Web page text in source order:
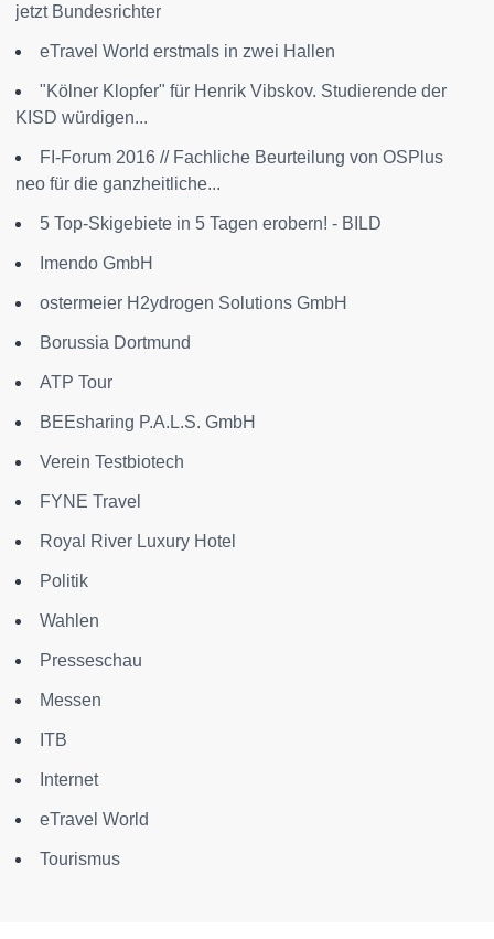
jetzt Bundesrichter
eTravel World erstmals in zwei Hallen
"Kölner Klopfer" für Henrik Vibskov. Studierende der
KISD würdigen...
FI-Forum 2016 // Fachliche Beurteilung von OSPlus
neo für die ganzheitliche...
5 Top-Skigebiete in 5 Tagen erobern! - BILD
Imendo GmbH
ostermeier H2ydrogen Solutions GmbH
Borussia Dortmund
ATP Tour
BEEsharing P.A.L.S. GmbH
Verein Testbiotech
FYNE Travel
Royal River Luxury Hotel
Politik
Wahlen
Presseschau
Messen
ITB
Internet
eTravel World
Tourismus